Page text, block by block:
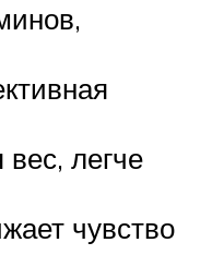
легче
чувство